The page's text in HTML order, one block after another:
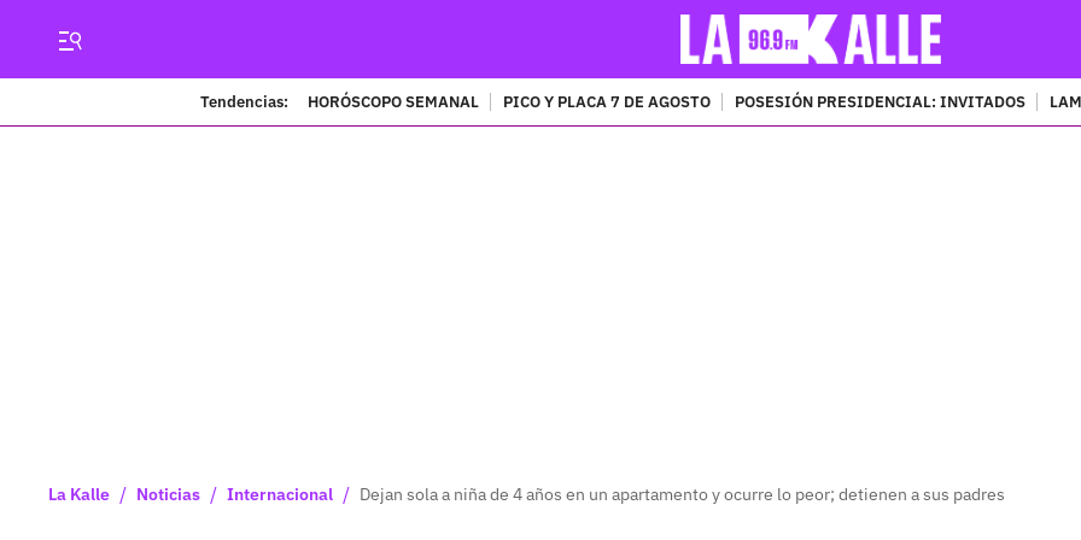
Tendencias: HORÓSCOPO SEMANAL PICO Y PLACA 7 DE AGOSTO POSESIÓN PRESIDENCIAL: INVITADOS
La Kalle / Noticias / Internacional / Dejan sola a niña de 4 años en un apartamento y ocurre lo peor; detienen a sus padres